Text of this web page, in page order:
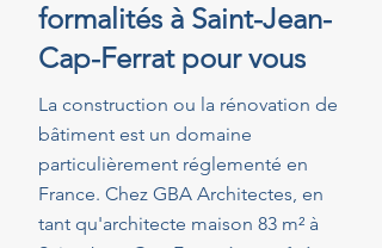
formalités à Saint-Jean-
Cap-Ferrat pour vous
La construction ou la rénovation de
bâtiment est un domaine
particulièrement réglementé en
France. Chez GBA Architectes, en
tant qu'architecte maison 83 m² à